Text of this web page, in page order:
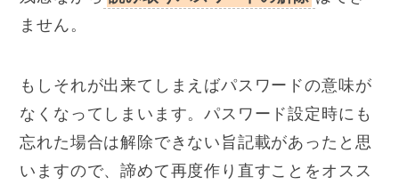
ません。
もしそれが出来てしまえばパスワードの意味が
なくなってしまいます。パスワード設定時にも
忘れた場合は解除できない旨記載があったと思
いますので、諦めて再度作り直すことをオスス